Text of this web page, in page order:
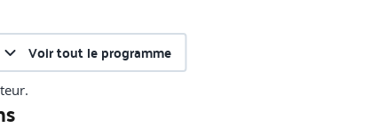
Voir tout le programme